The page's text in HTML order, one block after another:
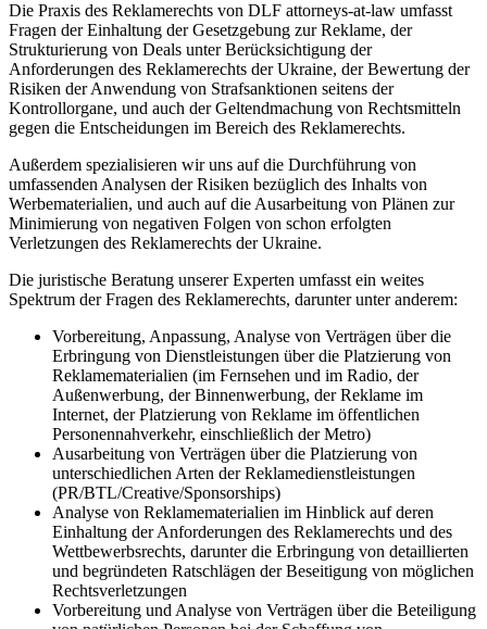
Die Praxis des Reklamerechts von DLF attorneys-at-law umfasst
Fragen der Einhaltung der Gesetzgebung zur Reklame, der
Strukturierung von Deals unter Berücksichtigung der
Anforderungen des Reklamerechts der Ukraine, der Bewertung der
Risiken der Anwendung von Strafsanktionen seitens der
Kontrollorgane, und auch der Geltendmachung von Rechtsmitteln
gegen die Entscheidungen im Bereich des Reklamerechts.
Außerdem spezialisieren wir uns auf die Durchführung von
umfassenden Analysen der Risiken bezüglich des Inhalts von
Werbematerialien, und auch auf die Ausarbeitung von Plänen zur
Minimierung von negativen Folgen von schon erfolgten
Verletzungen des Reklamerechts der Ukraine.
Die juristische Beratung unserer Experten umfasst ein weites
Spektrum der Fragen des Reklamerechts, darunter unter anderem:
Vorbereitung, Anpassung, Analyse von Verträgen über die
Erbringung von Dienstleistungen über die Platzierung von
Reklamematerialien (im Fernsehen und im Radio, der
Außenwerbung, der Binnenwerbung, der Reklame im
Internet, der Platzierung von Reklame im öffentlichen
Personennahverkehr, einschließlich der Metro)
Ausarbeitung von Verträgen über die Platzierung von
unterschiedlichen Arten der Reklamedienstleistungen
(PR/BTL/Сreative/Sponsorships)
Analyse von Reklamematerialien im Hinblick auf deren
Einhaltung der Anforderungen des Reklamerechts und des
Wettbewerbsrechts, darunter die Erbringung von detaillierten
und begründeten Ratschlägen der Beseitigung von möglichen
Rechtsverletzungen
Vorbereitung und Analyse von Verträgen über die Beteiligung